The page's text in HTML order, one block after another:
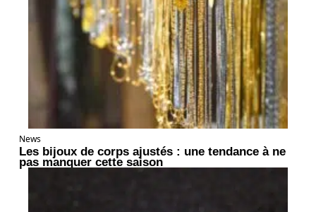
News
Les bijoux de corps ajustés : une tendance à ne
pas manquer cette saison